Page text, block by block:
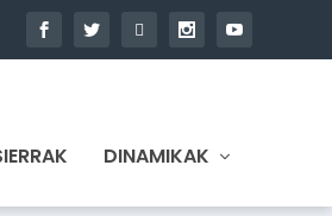
DINAMIKAK